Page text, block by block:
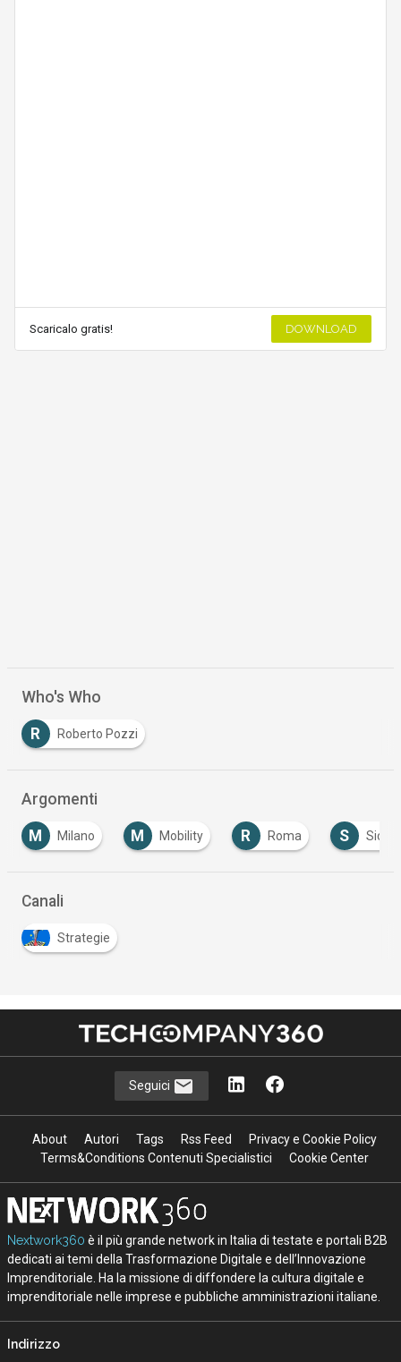
Scaricalo gratis! DOWNLOAD
Who's Who
R Roberto Pozzi
Argomenti
Milano M Mobility R Roma S Sicurezza
Canali
Strategie
Seguici
About Autori Tags Rss Feed
Privacy e Cookie Policy
Terms&Conditions Contenuti Specialistici
Cookie Center
Nextwork360 è il più grande network in Italia di testate e portali B2B
dedicati ai temi della Trasformazione Digitale e dell’Innovazione
Imprenditoriale. Ha la missione di diffondere la cultura digitale e
imprenditoriale nelle imprese e pubbliche amministrazioni italiane.
Indirizzo